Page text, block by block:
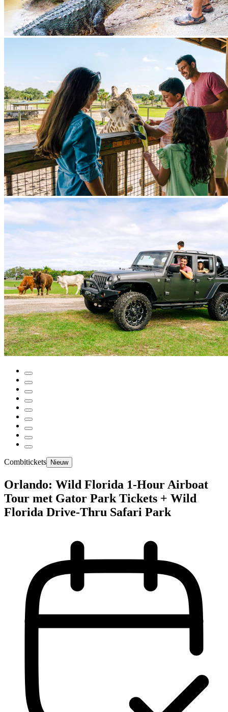
Combitickets Nieuw
Orlando: Wild Florida 1-Hour Airboat
Tour met Gator Park Tickets + Wild
Florida Drive-Thru Safari Park